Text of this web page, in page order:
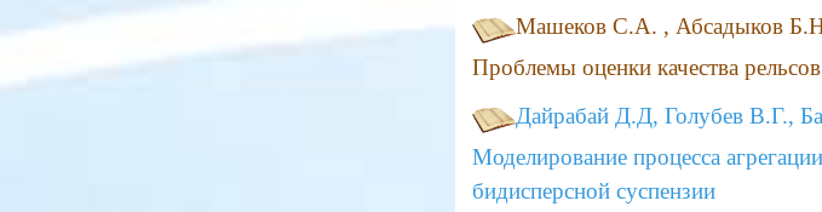
Машеков С.А. , Абсадыков
Проблемы оценки качества
Дайрабай Д.Д, Голубев В.Г.,
Моделирование процесса
бидисперсной суспензии